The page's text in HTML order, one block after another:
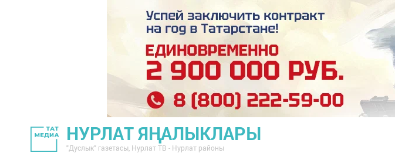
НУРЛАТ ЯҢАЛЫКЛАРЫ
"Дуслык" газетасы, Нурлат ТВ - Нурлат районы